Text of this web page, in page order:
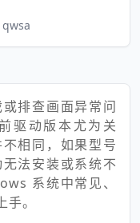
qwsa
排查画面异常问
驱动版本尤为关
相同，如果型号
法安装或系统不
系统中常见、
。